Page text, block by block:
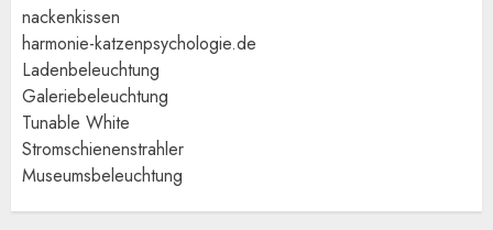
nackenkissen
harmonie-katzenpsychologie.de
Ladenbeleuchtung
Galeriebeleuchtung
Tunable White
Stromschienenstrahler
Museumsbeleuchtung